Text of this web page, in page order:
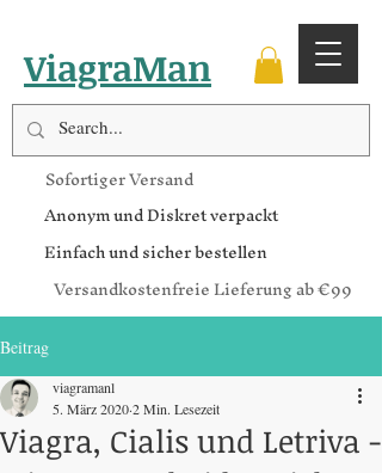
ViagraMan
Sofortiger Versand
Anonym und Diskret verpackt
Einfach und sicher bestellen
Versandkostenfreie Lieferung ab €99
Beitrag
Viagra, Cialis und Letriva -
viagramanl
5. März 20202 Min. Lesezeit